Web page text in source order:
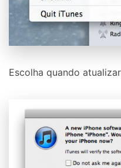
Escolha quando